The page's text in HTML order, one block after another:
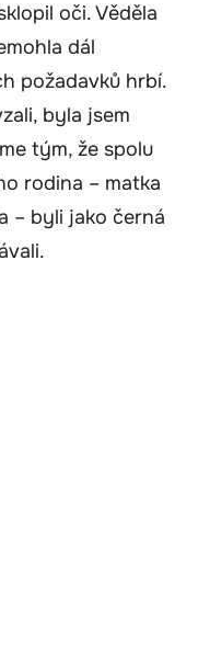
oči. Věděla
dál
požadavků hrbí.
byla jsem
tým, že spolu
rodina – matka
– byli jako černá